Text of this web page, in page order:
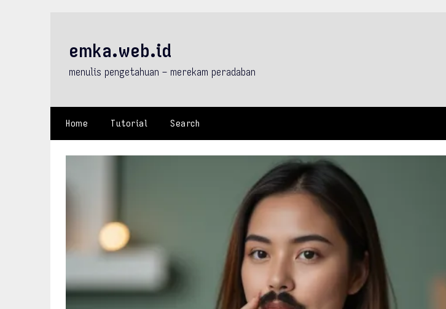
emka.web.id
menulis pengetahuan – merekam peradaban
Home Tutorial Search